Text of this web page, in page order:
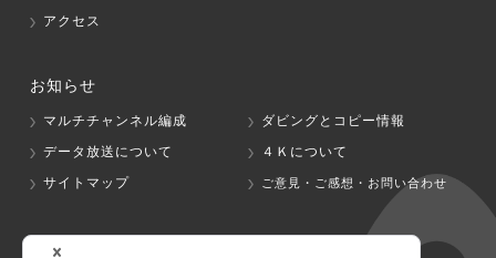
アクセス
お知らせ
マルチチャンネル編成
ダビングとコピー情報
データ放送について
４Ｋについて
サイトマップ
ご意見・ご感想・お問い合わせ
グループ会社